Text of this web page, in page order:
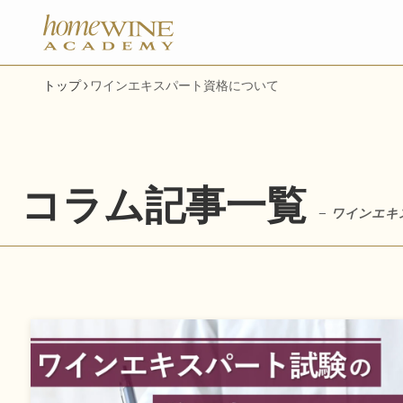
トップ ワインエキスパート資格について
コラム記事一覧 – ワインエキ